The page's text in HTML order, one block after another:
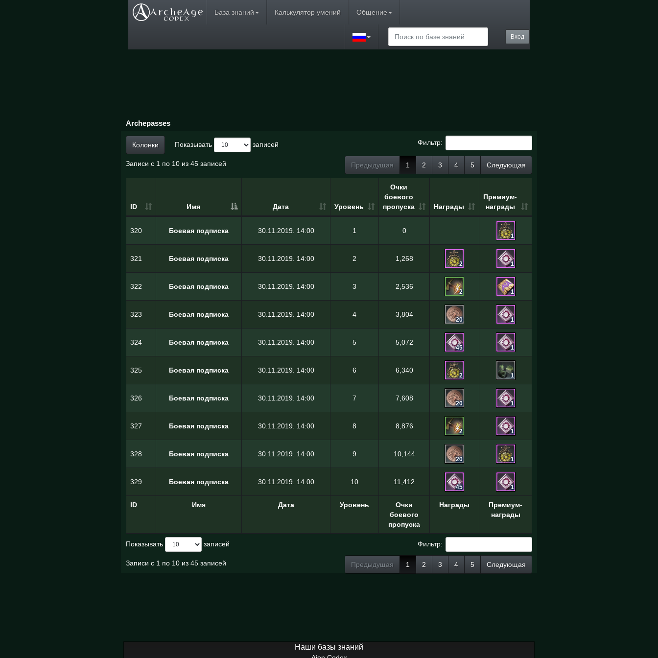
База знаний Калькулятор умений Общение
Вход
Archepasses
Колонки Показывать записей Фильтр:
Записи с 1 по 10 из 45 записей Предыдущая 1 2 3 4 5 Следующая
ID Имя Дата Уровень
Очки
боевого
пропуска
Награды
Премиум-
награды
ID Имя Дата Уровень
Очки
боевого
пропуска
Награды
Премиум-
награды
320 Боевая подписка 30.11.2019. 14:00 1 0
1
321 Боевая подписка 30.11.2019. 14:00 2 1,268
2 1
322 Боевая подписка 30.11.2019. 14:00 3 2,536
2 1
323 Боевая подписка 30.11.2019. 14:00 4 3,804
20 1
324 Боевая подписка 30.11.2019. 14:00 5 5,072
45 1
325 Боевая подписка 30.11.2019. 14:00 6 6,340
2 1
326 Боевая подписка 30.11.2019. 14:00 7 7,608
20 1
327 Боевая подписка 30.11.2019. 14:00 8 8,876
2 1
328 Боевая подписка 30.11.2019. 14:00 9 10,144
20 1
329 Боевая подписка 30.11.2019. 14:00 10 11,412
45 1
Показывать записей Фильтр:
Записи с 1 по 10 из 45 записей Предыдущая 1 2 3 4 5 Следующая
Наши базы знаний